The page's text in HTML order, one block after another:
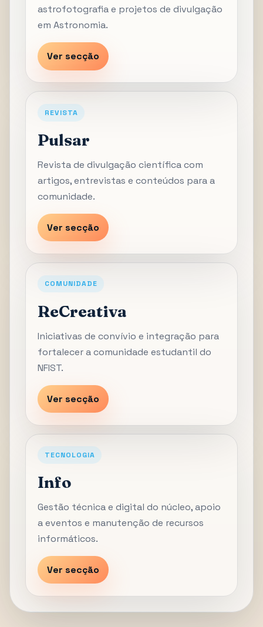
astrofotografia e projetos de divulgação
em Astronomia.
Ver secção
REVISTA
Pulsar
Revista de divulgação científica com
artigos, entrevistas e conteúdos para a
comunidade.
Ver secção
COMUNIDADE
ReCreativa
Iniciativas de convívio e integração para
fortalecer a comunidade estudantil do
NFIST.
Ver secção
TECNOLOGIA
Info
Gestão técnica e digital do núcleo, apoio
a eventos e manutenção de recursos
informáticos.
Ver secção